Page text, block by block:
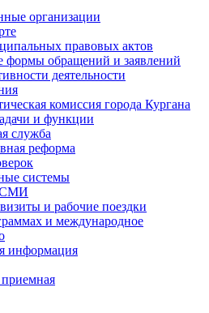
организации
правовых актов
формы обращений и заявлений
деятельности
комиссия города Кургана
и функции
служба
реформа
системы
СМИ
и рабочие поездки
и международное
информация